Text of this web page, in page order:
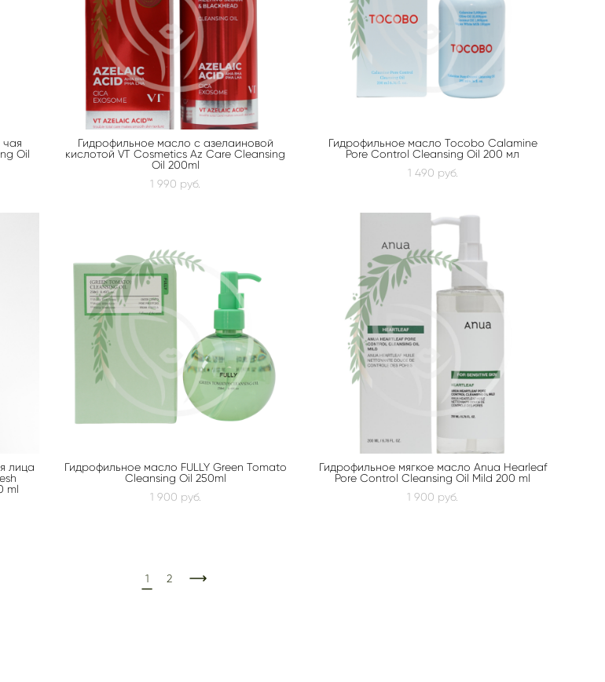
чая
Oil
Гидрофильное масло с азелаиновой
кислотой VT Cosmetics Az Care Cleansing
Oil 200ml
1 990 pуб.
Гидрофильное масло Tocobo Calamine
Pore Control Cleansing Oil 200 мл
1 490 pуб.
лица
ml
Гидрофильное масло FULLY Green Tomato
Cleansing Oil 250ml
1 900 pуб.
Гидрофильное мягкое масло Anua Hearleaf
Pore Control Cleansing Oil Mild 200 ml
1 900 pуб.
1 2